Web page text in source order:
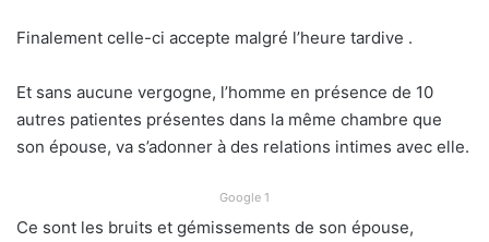
Finalement celle-ci accepte malgré l’heure tardive .
Et sans aucune vergogne, l’homme en présence de 10
autres patientes présentes dans la même chambre que
son épouse, va s’adonner à des relations intimes avec elle.
Google 1
Ce sont les bruits et gémissements de son épouse,